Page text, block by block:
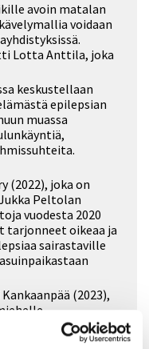
avoin matalan
voidaan
Lotta Anttila, joka
keskustellaan
epilepsian
muassa
(2022), joka on
Peltolan
vuodesta 2020
tarjonneet oikeaa ja
sairastaville
(2023),
epätasa-
olevia epilepsiaa